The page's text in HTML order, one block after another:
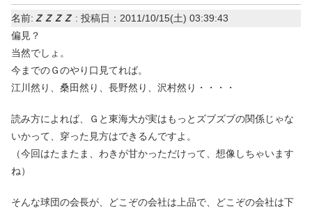
名前: ＺＺＺＺ : 投稿日：2011/10/15(土) 03:39:43
偏見？
当然でしょ。
今までのＧのやり口見てれば。
江川然り、桑田然り、長野然り、沢村然り・・・・
読み方によれば、Ｇと東海大が実はもっとズブズブの関係じゃな
いかって、穿った見方はできるんですよ。
（今回はたまたま、わきが甘かっただけって、想像しちゃいます
ね）
そんな球団の会長が、どこぞの会社は上品で、どこぞの会社は下